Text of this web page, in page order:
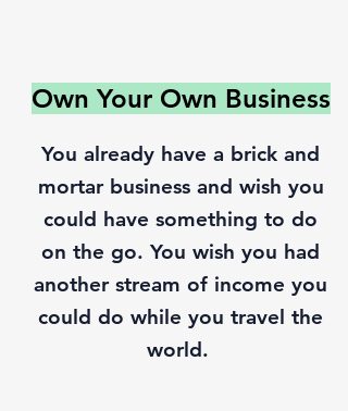
Own Your Own Business
You already have a brick and
mortar business and wish you
could have something to do
on the go. You wish you had
another stream of income you
could do while you travel the
world.